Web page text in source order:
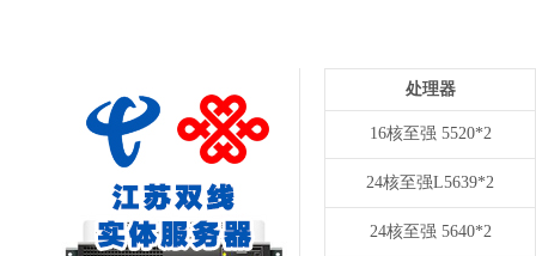
处理器
16核至强 5520*2
24核至强L5639*2
24核至强 5640*2